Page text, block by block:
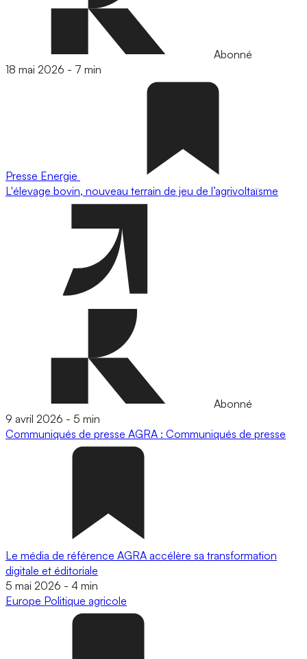
Abonné
18 mai 2026 - 7 min
Presse Energie
L'élevage bovin, nouveau terrain de jeu de l’agrivoltaïsme
Abonné
9 avril 2026 - 5 min
Communiqués de presse AGRA : Communiqués de presse
Le média de référence AGRA accélère sa transformation
digitale et éditoriale
5 mai 2026 - 4 min
Europe Politique agricole